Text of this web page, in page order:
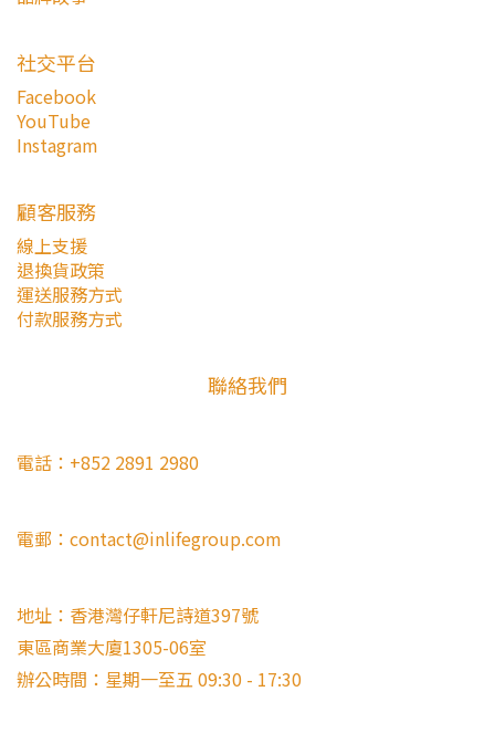
社交平台
Facebook
YouTube
Instagram
顧客服務
線上支援
退換貨政策
運送服務方式
付款服務方式
聯絡我們
電話：+852 2891 2980
電郵：contact@inlifegroup.com
地址：香港灣仔軒尼詩道397號
東區商業大廈1305-06室
辦公時間：星期一至五 09:30 - 17:30